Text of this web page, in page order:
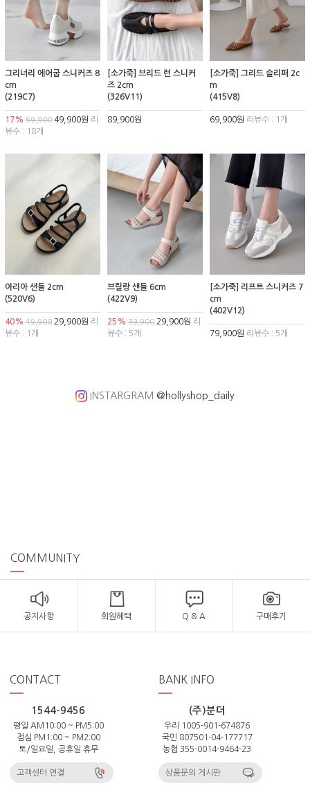
그리너리 에어굽 스니커즈 8
cm
(219C7)
17% 59,900 49,900원 리
뷰수 : 18개
[소가죽] 브리드 런 스니커
즈 2cm
(326V11)
89,900원
[소가죽] 그리드 슬리퍼 2c
m
(415V8)
69,900원 리뷰수 : 1개
아리아 샌들 2cm
(520V6)
40% 49,900 29,900원 리
뷰수 : 1개
브릴랑 샌들 6cm
(422V9)
25% 39,90029,900원 리
뷰수 : 5개
[소가죽] 리프트 스니커즈 7
cm
(402V12)
79,900원 리뷰수 : 5개
INSTARGRAM @hollyshop_daily
COMMUNITY
공지사항 회원혜택 Q & A 구매후기
CONTACT
1544-9456
평일 AM10:00 ~ PM5:00
점심 PM1:00 ~ PM2:00
토/일요일, 공휴일 휴무
고객센터 연결
BANK INFO
(주)분더
우리 1005-901-674876
국민 807501-04-177717
농협 355-0014-9464-23
상품문의 게시판